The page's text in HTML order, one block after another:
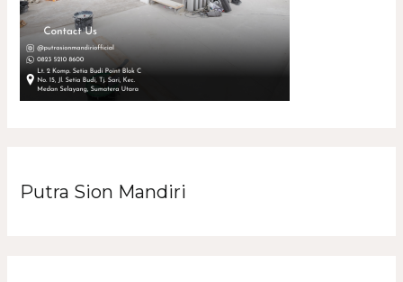
Putra Sion Mandiri